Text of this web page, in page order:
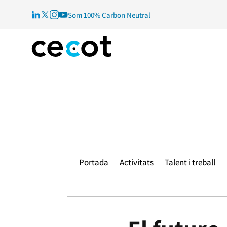
Som 100% Carbon Neutral
Portada Activitats Talent i treball